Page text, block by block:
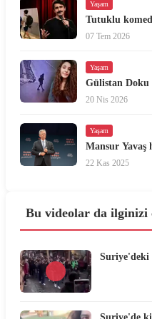
Yaşam
Tutuklu
07 Tem 2026
Yaşam
Gülistan Doku
20 Nis 2026
Yaşam
Mansur Yavaş
22 Kas 2025
Bu videolar da ilginizi
Suriye'deki